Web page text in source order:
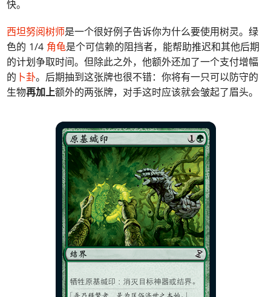
快。
西坦努阅树师是一个很好例子告诉你为什么要使用树灵。绿
色的 1/4 角龟是个可信赖的阻挡者，能帮助推迟和其他后期
的计划争取时间。但除此之外，他额外还加了一个支付增幅
的 卜卦。后期抽到这张牌也很不错：你将有一只可以防守的
生物再加上额外的两张牌，对手这时应该就会皱起了眉头。